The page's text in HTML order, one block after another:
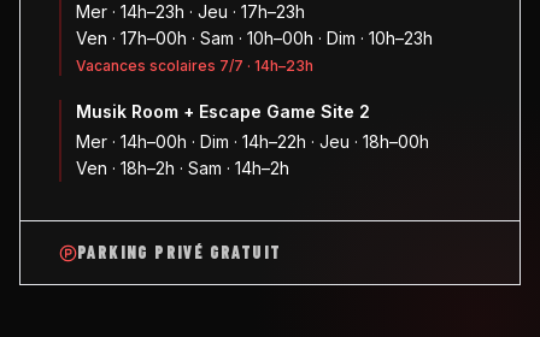
Mer · 14h–23h · Jeu · 17h–23h
Ven · 17h–00h · Sam · 10h–00h · Dim · 10h–23h
Vacances scolaires 7/7 · 14h–23h
Musik Room + Escape Game Site 2
Mer · 14h–00h · Dim · 14h–22h · Jeu · 18h–00h
Ven · 18h–2h · Sam · 14h–2h
PARKING PRIVÉ GRATUIT